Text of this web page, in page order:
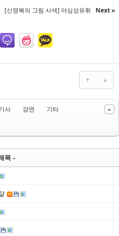
[신영복의 그림 사색] 야심성유휘
Next »
사 강연
기타
목